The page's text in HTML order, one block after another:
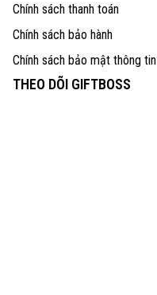
Chính sách thanh toán
Chính sách bảo hành
Chính sách bảo mật thông tin
THEO DÕI GIFTBOSS